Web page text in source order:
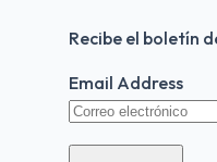
Recibe el boletín
Email Address